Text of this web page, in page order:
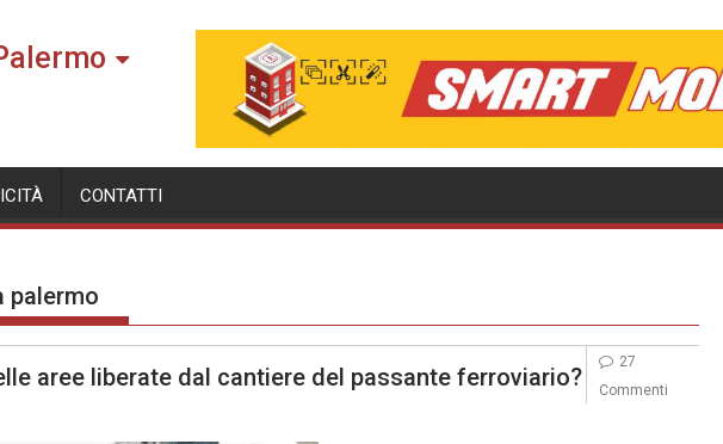
CONTATTI
palermo
aree liberate dal cantiere del passante ferroviario?
27
Commenti